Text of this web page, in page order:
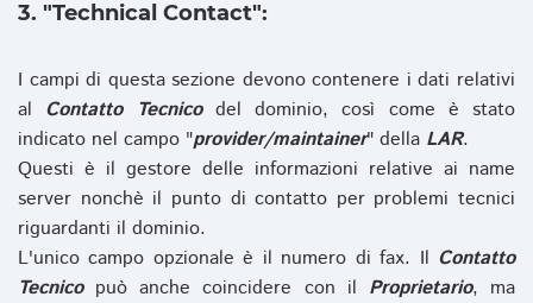
3. "Technical Contact":
I campi di questa sezione devono contenere i dati relativi
al Contatto Tecnicodel dominio, così come è stato
indicato nel campo "provider/maintainer" della LAR.
Questi è il gestore delle informazioni relative ai name
server nonchè il punto di contatto per problemi tecnici
riguardanti il dominio.
L'unico campo opzionale è il numero di fax. Il Contatto
Tecnicopuò anche coincidere con il Proprietario, ma